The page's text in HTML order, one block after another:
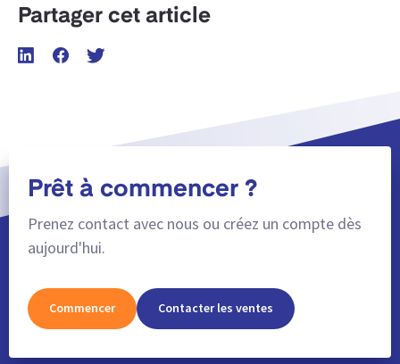
Partager cet article
Prêt à commencer ?
Prenez contact avec nous ou créez un compte dès
aujourd'hui.
Commencer Contacter les ventes